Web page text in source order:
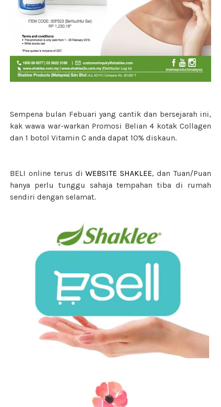
Sempena bulan Febuari yang cantik dan bersejarah ini,
kak wawa war-warkan Promosi Belian 4 kotak Collagen
dan 1 botol Vitamin C anda dapat 10% diskaun.
BELI online terus diWEBSITE SHAKLEE, dan Tuan/Puan
hanya perlu tunggu sahaja tempahan tiba di rumah
sendiri dengan selamat.